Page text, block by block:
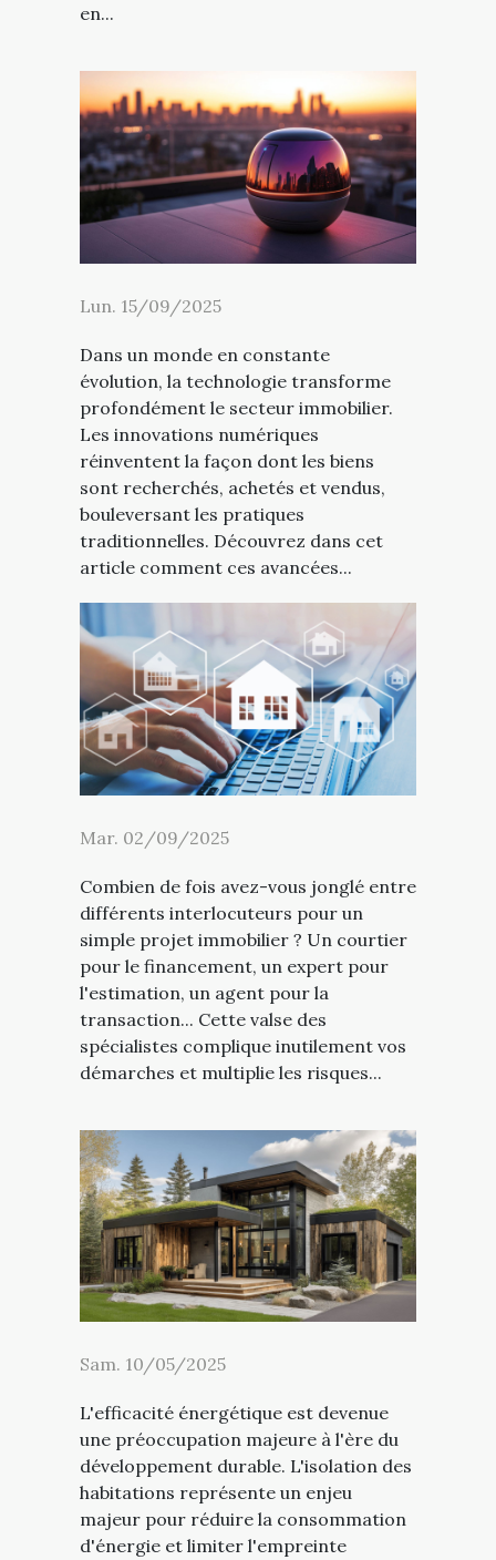
en...
Lun. 15/09/2025
Dans un monde en constante
évolution, la technologie transforme
profondément le secteur immobilier.
Les innovations numériques
réinventent la façon dont les biens
sont recherchés, achetés et vendus,
bouleversant les pratiques
traditionnelles. Découvrez dans cet
article comment ces avancées...
Mar. 02/09/2025
Combien de fois avez-vous jonglé entre
différents interlocuteurs pour un
simple projet immobilier ? Un courtier
pour le financement, un expert pour
l'estimation, un agent pour la
transaction... Cette valse des
spécialistes complique inutilement vos
démarches et multiplie les risques...
Sam. 10/05/2025
L'efficacité énergétique est devenue
une préoccupation majeure à l'ère du
développement durable. L'isolation des
habitations représente un enjeu
majeur pour réduire la consommation
d'énergie et limiter l'empreinte